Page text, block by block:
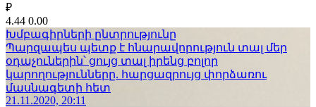
₽
4.44 0.00
Խմբագիրների ընտրությունը
Պարզապես պետք է հնարավորություն տալ մեր
օդաչուներին՝ ցույց տալ իրենց բոլոր
կարողությունները. հարցազրույց փորձառու
մասնագետի հետ
21.11.2020, 20:11